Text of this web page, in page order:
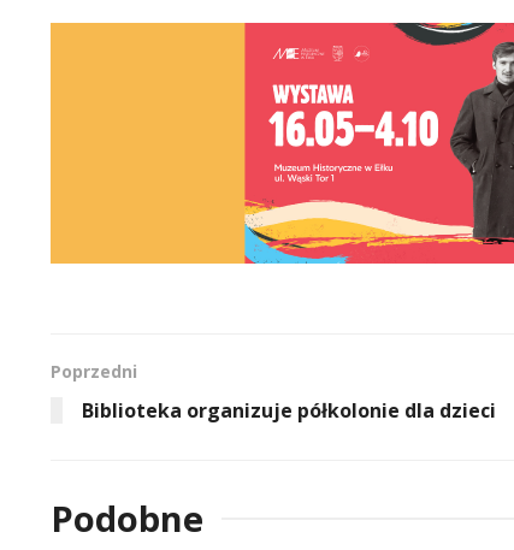
Poprzedni
Biblioteka organizuje półkolonie dla dzieci
Podobne